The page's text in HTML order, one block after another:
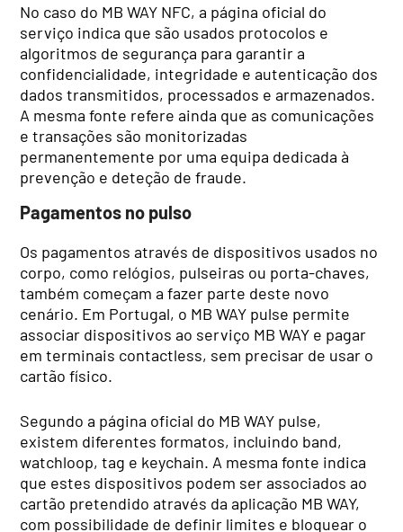
No caso do MB WAY NFC, a página oficial do
serviço indica que são usados protocolos e
algoritmos de segurança para garantir a
confidencialidade, integridade e autenticação dos
dados transmitidos, processados e armazenados.
A mesma fonte refere ainda que as comunicações
e transações são monitorizadas
permanentemente por uma equipa dedicada à
prevenção e deteção de fraude.
Pagamentos no pulso
Os pagamentos através de dispositivos usados no
corpo, como relógios, pulseiras ou porta-chaves,
também começam a fazer parte deste novo
cenário. Em Portugal, o MB WAY pulse permite
associar dispositivos ao serviço MB WAY e pagar
em terminais contactless, sem precisar de usar o
cartão físico.
Segundo a página oficial do MB WAY pulse,
existem diferentes formatos, incluindo band,
watchloop, tag e keychain. A mesma fonte indica
que estes dispositivos podem ser associados ao
cartão pretendido através da aplicação MB WAY,
com possibilidade de definir limites e bloquear o